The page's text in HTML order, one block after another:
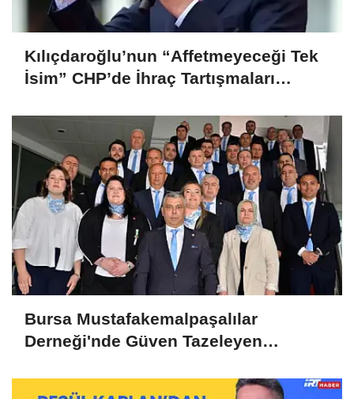
Kılıçdaroğlu’nun “Affetmeyeceği Tek
İsim” CHP’de İhraç Tartışmaları
Bursa Mustafakemalpaşalılar
Derneği'nde Güven Tazeleyen